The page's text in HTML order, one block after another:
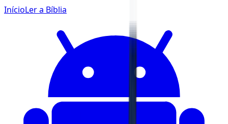
InícioLer a Bíblia